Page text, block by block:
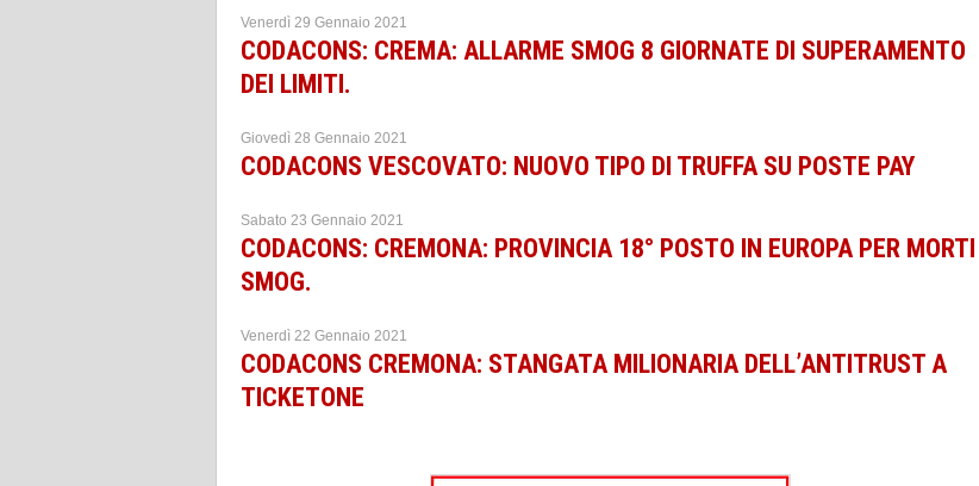
Venerdì 29 Gennaio 2021
CODACONS: CREMA: ALLARME SMOG 8 GIORNATE DI SUPERAMENTO
DEI LIMITI.
Giovedì 28 Gennaio 2021
CODACONS VESCOVATO: NUOVO TIPO DI TRUFFA SU POSTE PAY
Sabato 23 Gennaio 2021
CODACONS: CREMONA: PROVINCIA 18° POSTO IN EUROPA PER MORTI
SMOG.
Venerdì 22 Gennaio 2021
CODACONS CREMONA: STANGATA MILIONARIA DELL’ANTITRUST A
TICKETONE